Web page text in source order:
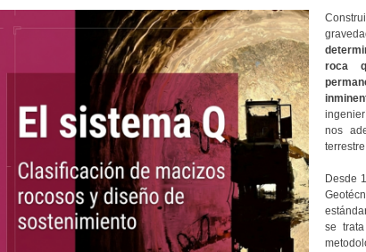
roca
nos
Desde
se